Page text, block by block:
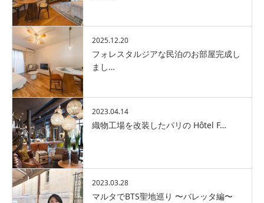
2025.12.20
フォレスタルジアな民泊のお部屋完成し
まし…
2023.04.14
織物工場を改装したパリの Hôtel F…
2023.03.28
マルタでBTS聖地巡り 〜バレッタ編〜